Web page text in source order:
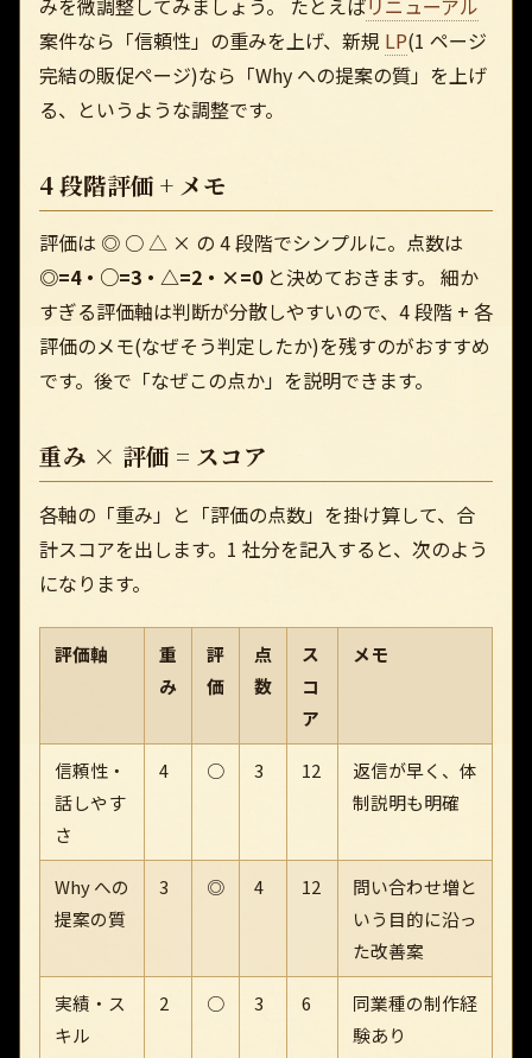
案件なら「信頼性」の重みを上げ、新規 LP(1 ページ
完結の販促ページ)なら「Why への提案の質」を上げ
る、というような調整です。
4 段階評価 + メモ
評価は ◎ ○ △ × の 4 段階でシンプルに。点数は
◎=4・○=3・△=2・×=0 と決めておきます。 細か
すぎる評価軸は判断が分散しやすいので、4 段階 + 各
評価のメモ(なぜそう判定したか)を残すのがおすすめ
です。後で「なぜこの点か」を説明できます。
重み × 評価 = スコア
各軸の「重み」と「評価の点数」を掛け算して、合
計スコアを出します。1 社分を記入すると、次のよう
になります。
評価軸
重
み
評
価
点
数
ス
コ
ア
メモ
信頼性・
話しやす
さ
4 ○ 3 12
返信が早く、体
制説明も明確
Why への
提案の質
3 ◎ 4 12
問い合わせ増と
いう目的に沿っ
た改善案
実績・ス
キル
2 ○ 3 6
同業種の制作経
験あり